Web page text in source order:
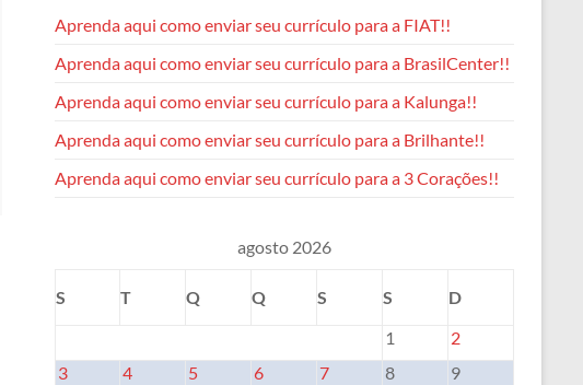
Aprenda aqui como enviar seu currículo para a FIAT!!
Aprenda aqui como enviar seu currículo para a BrasilCenter!!
Aprenda aqui como enviar seu currículo para a Kalunga!!
Aprenda aqui como enviar seu currículo para a Brilhante!!
Aprenda aqui como enviar seu currículo para a 3 Corações!!
agosto 2026
S T Q Q S S
D
1
2
3
4 5 6 7 8
9